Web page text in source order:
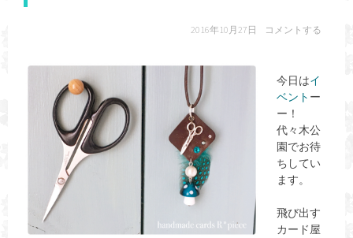
2016年10月27日 コメントする
今日はイ
ベント ー
ー！
代々木公
園でお待
ちしてい
ます。
飛び出す
カード屋